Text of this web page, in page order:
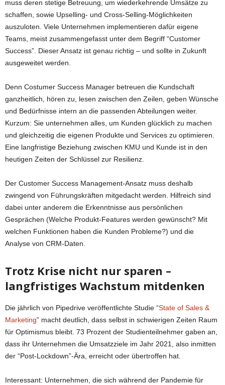
muss deren stetige Betreuung, um wiederkehrende Umsätze zu
schaffen, sowie Upselling- und Cross-Selling-Möglichkeiten
auszuloten. Viele Unternehmen implementieren dafür eigene
Teams, meist zusammengefasst unter dem Begriff “Customer
Success”. Dieser Ansatz ist genau richtig – und sollte in Zukunft
ausgeweitet werden.
Denn Costumer Success Manager betreuen die Kundschaft
ganzheitlich, hören zu, lesen zwischen den Zeilen, geben Wünsche
und Bedürfnisse intern an die passenden Abteilungen weiter.
Kurzum: Sie unternehmen alles, um Kunden glücklich zu machen
und gleichzeitig die eigenen Produkte und Services zu optimieren.
Eine langfristige Beziehung zwischen KMU und Kunde ist in den
heutigen Zeiten der Schlüssel zur Resilienz.
Der Customer Success Management-Ansatz muss deshalb
zwingend von Führungskräften mitgedacht werden. Hilfreich sind
dabei unter anderem die Erkenntnisse aus persönlichen
Gesprächen (Welche Produkt-Features werden gewünscht? Mit
welchen Funktionen haben die Kunden Probleme?) und die
Analyse von CRM-Daten.
Trotz Krise nicht nur sparen –
langfristiges Wachstum mitdenken
Die jährlich von Pipedrive veröffentlichte Studie “State of Sales &
Marketing” macht deutlich, dass selbst in schwierigen Zeiten Raum
für Optimismus bleibt. 73 Prozent der Studienteilnehmer gaben an,
dass ihr Unternehmen die Umsatzziele im Jahr 2021, also inmitten
der “Post-Lockdown”-Ära, erreicht oder übertroffen hat.
Interessant: Unternehmen, die sich während der Pandemie für